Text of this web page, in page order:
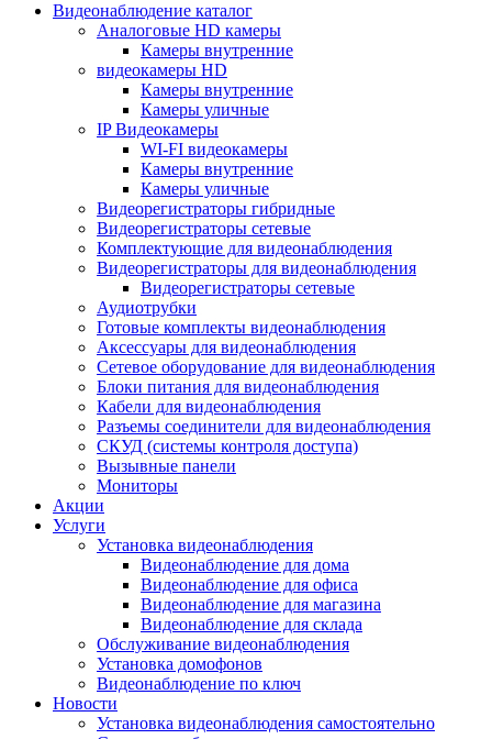
Видеонаблюдение каталог
Аналоговые HD камеры
Камеры внутренние
видеокамеры HD
Камеры внутренние
Камеры уличные
IP Видеокамеры
WI-FI видеокамеры
Камеры внутренние
Камеры уличные
Видеорегистраторы гибридные
Видеорегистраторы сетевые
Комплектующие для видеонаблюдения
Видеорегистраторы для видеонаблюдения
Видеорегистраторы сетевые
Аудиотрубки
Готовые комплекты видеонаблюдения
Аксессуары для видеонаблюдения
Сетевое оборудование для видеонаблюдения
Блоки питания для видеонаблюдения
Кабели для видеонаблюдения
Разъемы соединители для видеонаблюдения
СКУД (системы контроля доступа)
Вызывные панели
Мониторы
Акции
Услуги
Установка видеонаблюдения
Видеонаблюдение для дома
Видеонаблюдение для офиса
Видеонаблюдение для магазина
Видеонаблюдение для склада
Обслуживание видеонаблюдения
Установка домофонов
Видеонаблюдение по ключ
Новости
Установка видеонаблюдения самостоятельно